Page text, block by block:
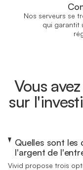
Nos serveurs se
qui garantit
Vous
sur
Quelles sont
l'argent de
Vivid propose trois